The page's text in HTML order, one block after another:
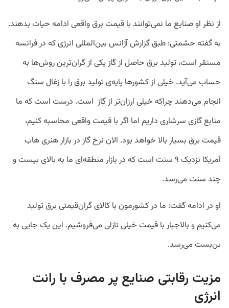
از نظر او صنایع ما نمی‌توانند با قیمت برق واقعی ادامه‌ حیات بدهند.
به گفته حشمتی: طبق گزارش‌ آژانس بین‌المللی انرژی که در فرانسه
مستقر است، تولید برق حاصل از گاز یکی از گران‌ترین روش‌ها به
حساب می‌آید. خیلی از کشورها پایه‌ی تولید برق را با زغال سنگ
انجام می‌دهند چراکه خیلی ارزان‌تر از گاز است. درست است که ما
منابع گازی سرشاری داریم اما اگر با قیمت واقعی محاسبه کنیم،
قیمت برق بسیار بالا خواهد بود. الان نرخ گاز در بازار هنری هاب
آمریکا نزدیک ۹ سنت است که در بازار منطقه‌ای ما به بالای بیست و
چند سنت می‌رسد.
او در ادامه گفت: ما در کشورمون با کالای گران‌قیمتی برق تولید
می‌کنیم و بالاجبار با قیمت خیلی نازلی می‌فروشیم. این یک جایی به
بن‌بست می‌رسد.
مزیت رقابتی صنایع پر مصرف با رانت
انرژی